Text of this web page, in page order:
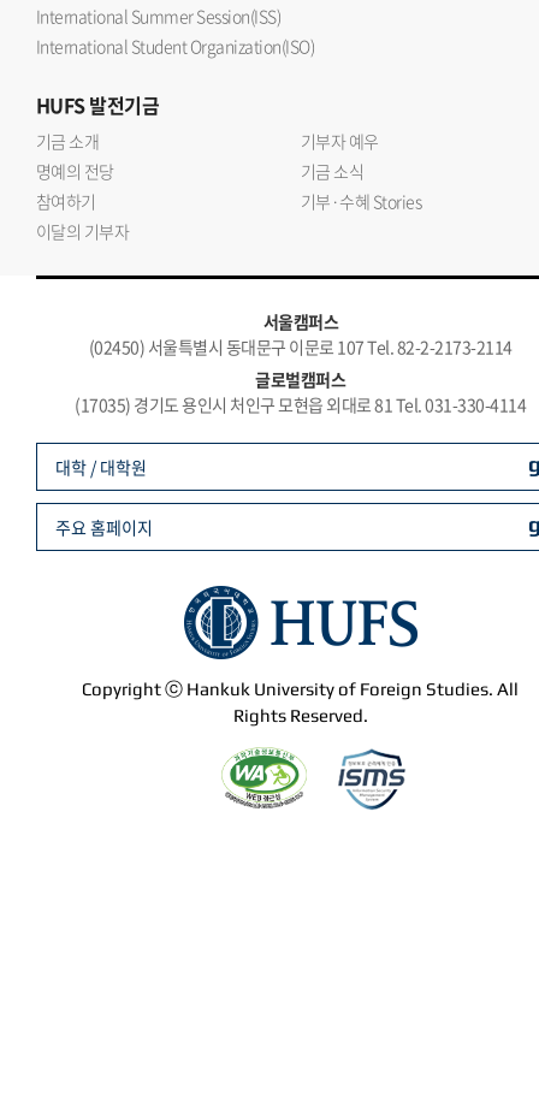
International Summer Session(ISS)
International Student Organization(ISO)
HUFS발전기금
기금 소개
기부자 예우
명예의 전당
기금 소식
참여하기
기부·수혜 Stories
이달의 기부자
서울캠퍼스
(02450) 서울특별시 동대문구 이문로 107 Tel. 82-2-2173-2114
글로벌캠퍼스
(17035) 경기도 용인시 처인구 모현읍 외대로 81 Tel. 031-330-4114
Copyright ⓒ Hankuk University of Foreign Studies. All
Rights Reserved.
대학 / 대학원
주요 홈페이지